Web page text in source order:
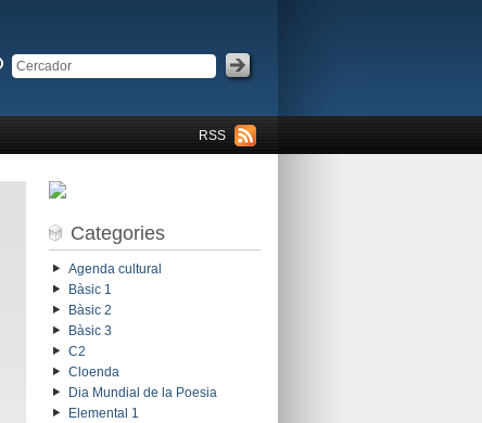
RSS
Categories
Agenda cultural
Bàsic 1
Bàsic 2
Bàsic 3
C2
Cloenda
Dia Mundial de la Poesia
Elemental 1